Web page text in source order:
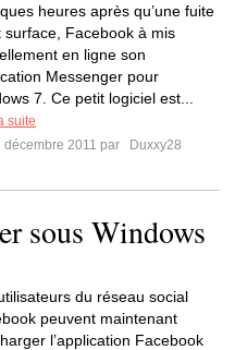
heures après qu’une fuite
surface, Facebook à mis
en ligne son
Messenger pour
7. Ce petit logiciel est...
suite
décembre 2011 par
Duxxy28
sous Windows
du réseau social
peuvent maintenant
l’application Facebook